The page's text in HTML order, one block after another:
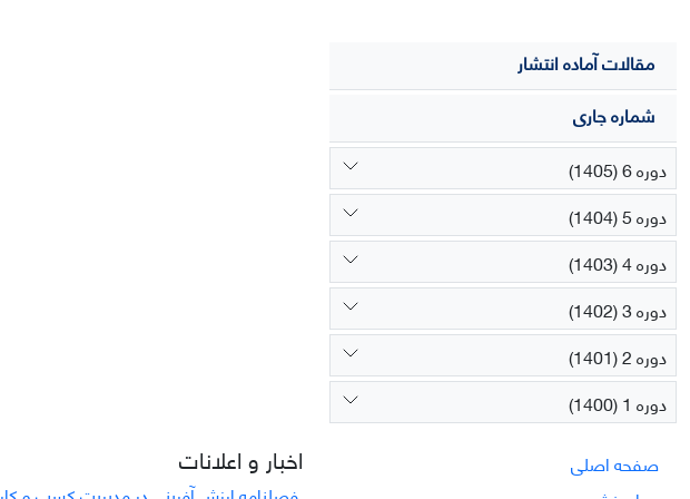
مقالات آماده انتشار
شماره جاری
دوره 6 (1405)
دوره 5 (1404)
دوره 4 (1403)
دوره 3 (1402)
دوره 2 (1401)
دوره 1 (1400)
صفحه اصلی
اخبار و اعلانات